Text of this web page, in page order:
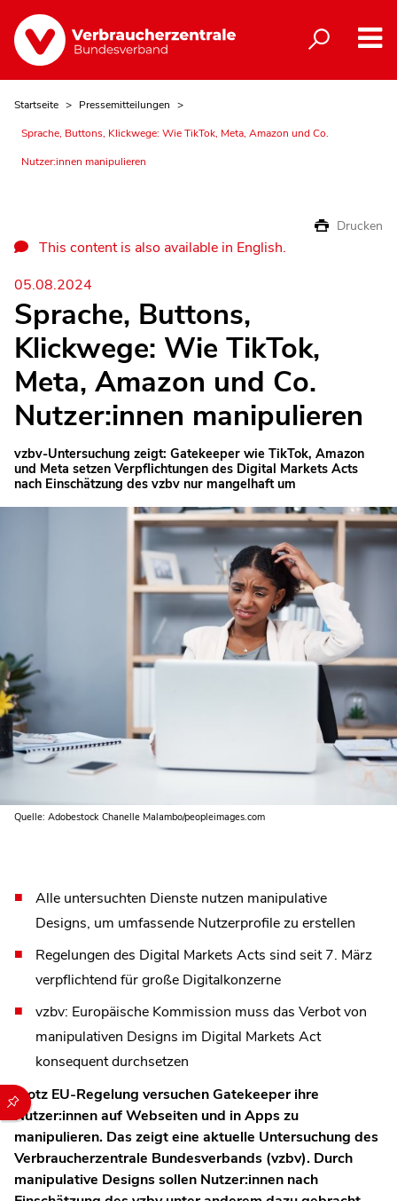
Durch die folgenden Buttons können Sie direkt auf einen
Startseite
Pressemitteilungen
Sprache, Buttons, Klickwege: Wie TikTok, Meta, Amazon und Co.
Nutzer:innen manipulieren
Drucken
This content is also available in English.
05.08.2024
Sprache, Buttons,
Klickwege: Wie TikTok,
Meta, Amazon und Co.
Nutzer:innen manipulieren
vzbv-Untersuchung zeigt: Gatekeeper wie TikTok, Amazon
und Meta setzen Verpflichtungen des Digital Markets Acts
nach Einschätzung des vzbv nur mangelhaft um
Quelle: Adobestock Chanelle Malambo/peopleimages.com
Alle untersuchten Dienste nutzen manipulative
Designs, um umfassende Nutzerprofile zu erstellen
Regelungen des Digital Markets Acts sind seit 7. März
verpflichtend für große Digitalkonzerne
vzbv: Europäische Kommission muss das Verbot von
manipulativen Designs im Digital Markets Act
konsequent durchsetzen
Trotz EU-Regelung versuchen Gatekeeper ihre
Nutzer:innen auf Webseiten und in Apps zu
manipulieren. Das zeigt eine aktuelle Untersuchung des
Verbraucherzentrale Bundesverbands (vzbv). Durch
manipulative Designs sollen Nutzer:innen nach